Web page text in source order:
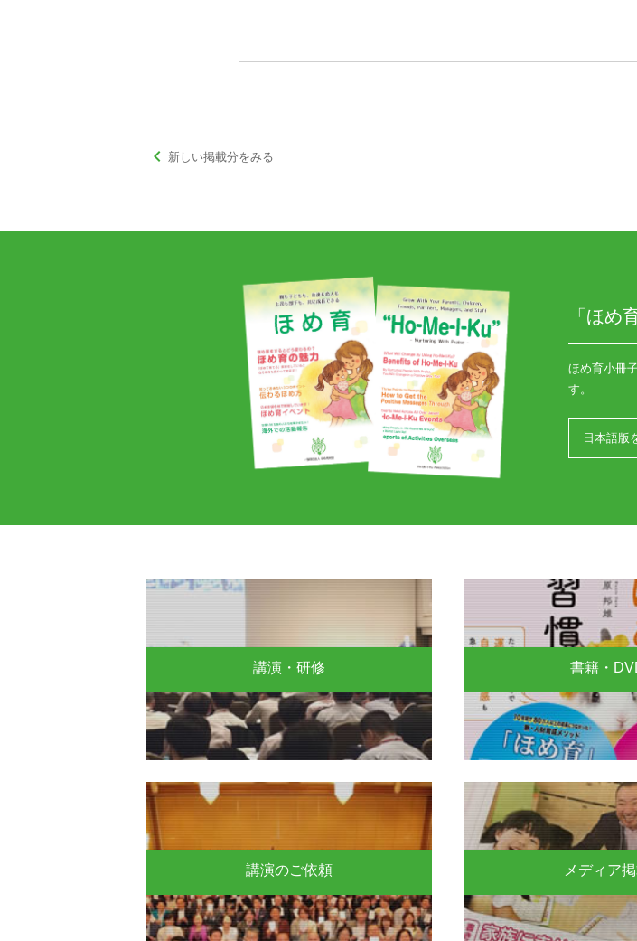
keyboard_arrow_left 新しい掲載分をみる
「ほめ
ほめ育小冊
す。
日本語版
講演・研修 書籍・
講演のご依頼 メディア